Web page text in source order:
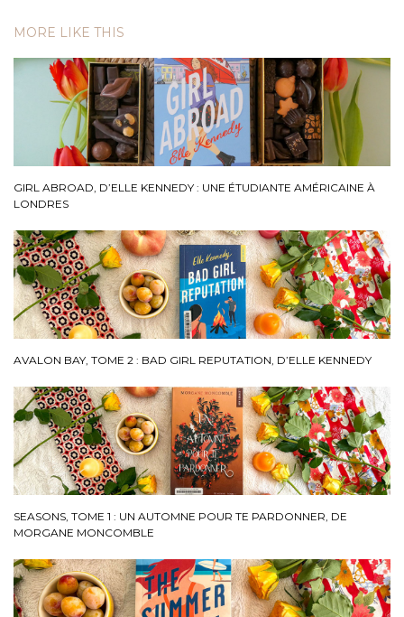
MORE LIKE THIS
GIRL ABROAD, D’ELLE KENNEDY : UNE ÉTUDIANTE AMÉRICAINE À
LONDRES
AVALON BAY, TOME 2 : BAD GIRL REPUTATION, D’ELLE KENNEDY
SEASONS, TOME 1 : UN AUTOMNE POUR TE PARDONNER, DE
MORGANE MONCOMBLE